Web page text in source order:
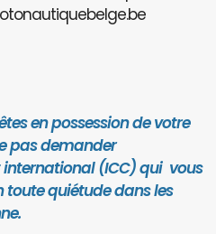
en possession de votre
pas demander
(ICC) qui vous
quiétude dans les